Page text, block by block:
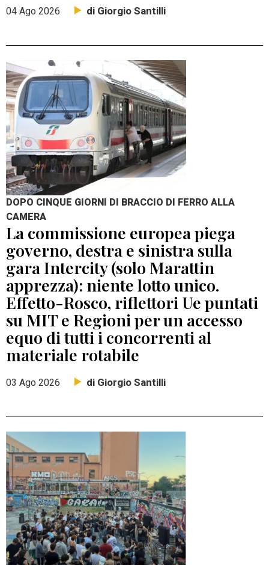
04 Ago 2026 di Giorgio Santilli
DOPO CINQUE GIORNI DI BRACCIO DI FERRO ALLA
CAMERA
La commissione europea piega
governo, destra e sinistra sulla
gara Intercity (solo Marattin
apprezza): niente lotto unico.
Effetto-Rosco, riflettori Ue puntati
su MIT e Regioni per un accesso
equo di tutti i concorrenti al
materiale rotabile
03 Ago 2026 di Giorgio Santilli